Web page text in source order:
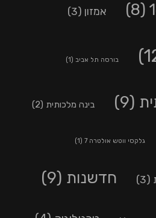
(8) אמזון (3)
בורסה תל אביב (1)
(9) בינה מלכותית (2)
גלקסי ווטש אולטרה 7 (1)
(3) חדשנות (9)